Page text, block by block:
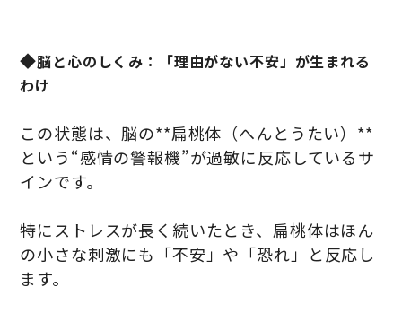
◆脳と心のしくみ：「理由がない不安」が生まれる
わけ
この状態は、脳の**扁桃体（へんとうたい）**
という“感情の警報機”が過敏に反応しているサ
インです。
特にストレスが長く続いたとき、扁桃体はほん
の小さな刺激にも「不安」や「恐れ」と反応し
ます。